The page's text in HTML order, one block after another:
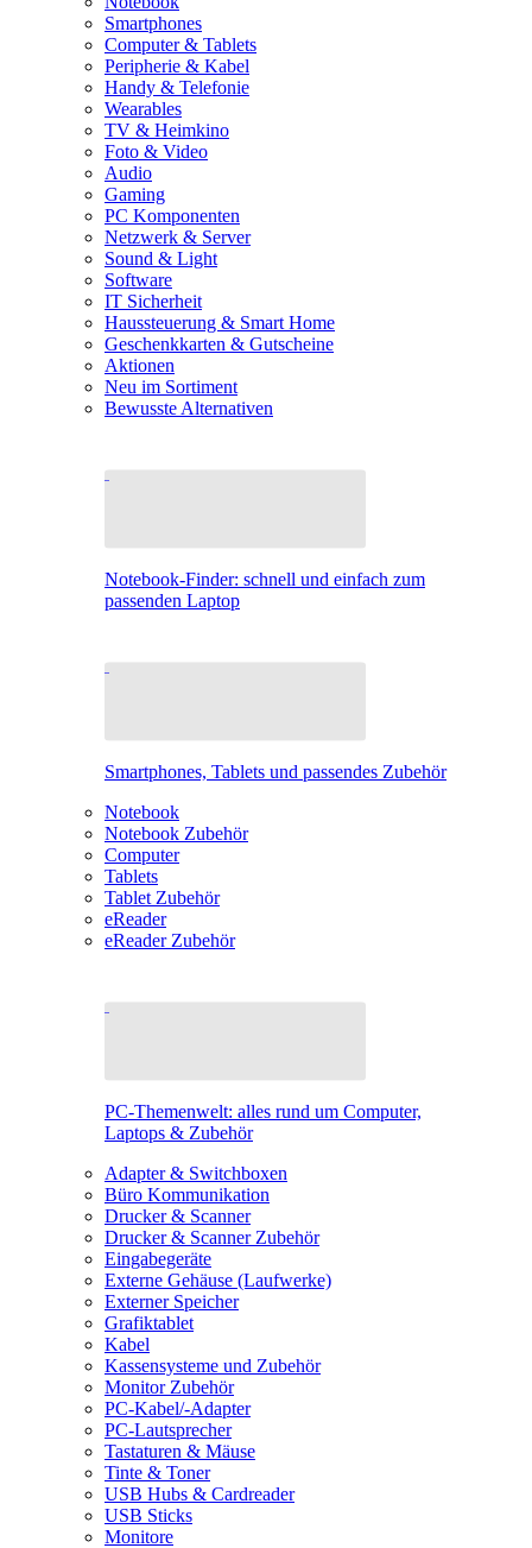
Smartphones
Computer & Tablets
Peripherie & Kabel
Handy & Telefonie
Wearables
TV & Heimkino
Foto & Video
Audio
Gaming
PC Komponenten
Netzwerk & Server
Sound & Light
Software
IT Sicherheit
Haussteuerung & Smart Home
Geschenkkarten & Gutscheine
Aktionen
Neu im Sortiment
Bewusste Alternativen
Notebook-Finder: schnell und einfach zum
passenden Laptop
Smartphones, Tablets und passendes Zubehör
Notebook
Notebook Zubehör
Computer
Tablets
Tablet Zubehör
eReader
eReader Zubehör
PC-Themenwelt: alles rund um Computer,
Laptops & Zubehör
Adapter & Switchboxen
Büro Kommunikation
Drucker & Scanner
Drucker & Scanner Zubehör
Eingabegeräte
Externe Gehäuse (Laufwerke)
Externer Speicher
Grafiktablet
Kabel
Kassensysteme und Zubehör
Monitor Zubehör
PC-Kabel/-Adapter
PC-Lautsprecher
Tastaturen & Mäuse
Tinte & Toner
USB Hubs & Cardreader
USB Sticks
Monitore